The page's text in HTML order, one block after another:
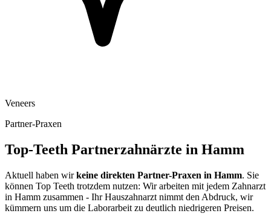
Veneers
Partner-Praxen
Top-Teeth Partnerzahnärzte in Hamm
Aktuell haben wirkeine direkten Partner-Praxen in Hamm. Sie
können Top Teeth trotzdem nutzen: Wir arbeiten mit jedem Zahnarzt
in Hamm zusammen - Ihr Hauszahnarzt nimmt den Abdruck, wir
kümmern uns um die Laborarbeit zu deutlich niedrigeren Preisen.